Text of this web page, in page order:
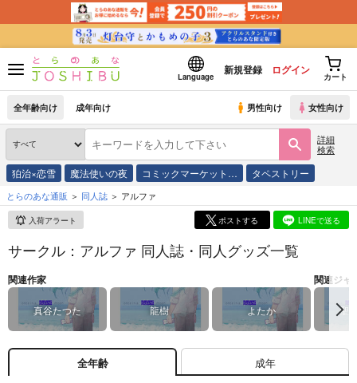
Language
新規登録 ログイン
カート
全年齢向け 成年向け 男性向け 女性向け
詳細
検索
狛治×恋雪 魔法使いの夜 コミックマーケット… タペストリー
とらのあな通販 同人誌 アルファ
入荷アラート ポストする LINEで送る
サークル：アルファ 同人誌・同人グッズ一覧
関連作家
真谷たつた 龍樹 よたか
関連ジャ
聖
全年齢 成年